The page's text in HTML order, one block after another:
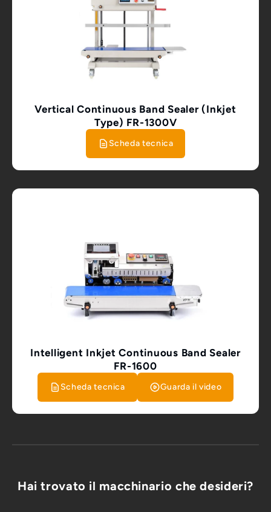
Vertical Continuous Band Sealer (Inkjet
Type) FR-1300V
Scheda tecnica
Intelligent Inkjet Continuous Band Sealer
FR-1600
Scheda tecnica Guarda il video
Hai trovato il macchinario che desideri?